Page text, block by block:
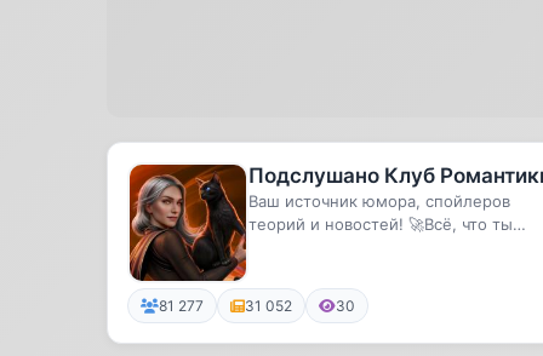
Подслушано Клуб
Ваш источник юмора, спойлеров
теорий и новостей! 🚀Всё, что ты
81 277 31 052 30